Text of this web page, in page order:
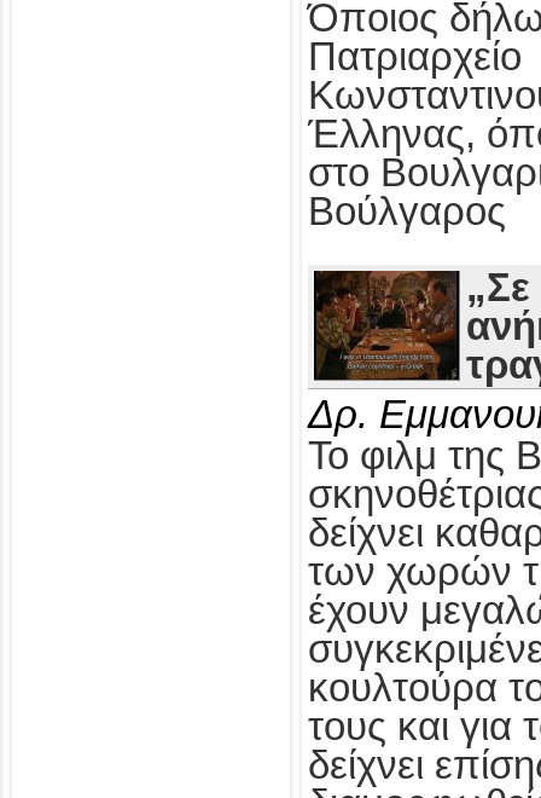
Όποιος
Πατριαρχείο
Έλληνας,
στο
Βούλγαρος
Δρ.
Το φιλμ της
δείχνει
των χωρών
έχουν
κουλτούρα
τους και
δείχνει